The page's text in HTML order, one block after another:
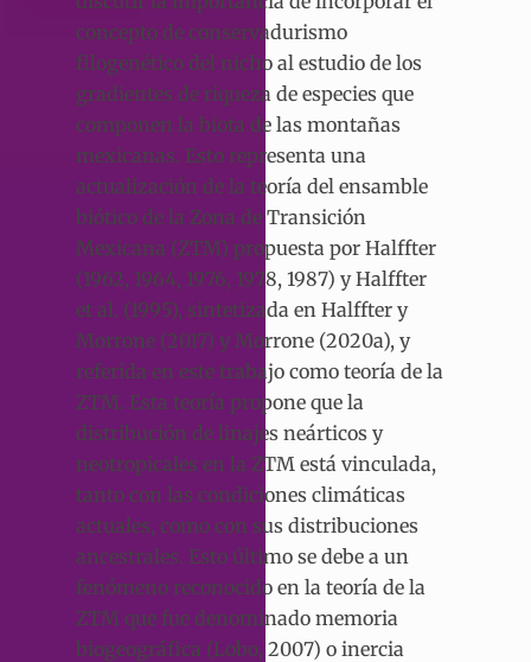
concepto de conservadurismo
filogenético del nicho al estudio de los
gradientes de riqueza de especies que
componen la biota de las montañas
mexicanas. Esto representa una
actualización de la teoría del ensamble
biótico de la Zona de Transición
Mexicana (ZTM) propuesta por Halffter
(1962, 1964, 1976, 1978, 1987) y Halffter
et al. (1995), sintetizada en Halffter y
Morrone (2017) y Morrone (2020a), y
referida en este trabajo como teoría de la
ZTM. Esta teoría propone que la
distribución de linajes neárticos y
neotropicales en la ZTM está vinculada,
tanto con las condiciones climáticas
actuales, como con sus distribuciones
ancestrales. Esto último se debe a un
fenómeno reconocido en la teoría de la
ZTM que fue denominado memoria
biogeográfica (Lobo, 2007) o inercia